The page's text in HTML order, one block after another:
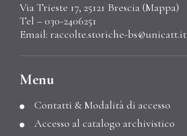
Via Trieste 17, 25121 Brescia (Mappa)
Tel – 030-2406251
Email: raccolte.storiche-bs@unicatt.it
Menu
Contatti & Modalità di accesso
Accesso al catalogo archivistico